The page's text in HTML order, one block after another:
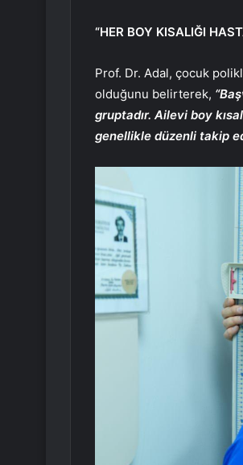
“HER BOY KISALIĞI
Prof. Dr. Adal, çocuk
olduğunu belirterek,
gruptadır. Ailevi boy
genellikle düzenli takip